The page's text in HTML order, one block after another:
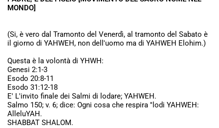
MONDO]
(Si, è vero dal Tramonto del Venerdì, al tramonto del Sabato è
il giorno di YAHWEH, non dell'uomo ma di YAHWEH Elohim.)
Questa è la volontà di YHWH:
Genesi 2:1-3
Esodo 20:8-11
Esodo 31:12-18
E' L'invito finale dei Salmi di lodare; YAHWEH.
Salmo 150; v. 6; dice: Ogni cosa che respira ''lodi YAHWEH:
AlleluYAH.
SHABBAT SHALOM.